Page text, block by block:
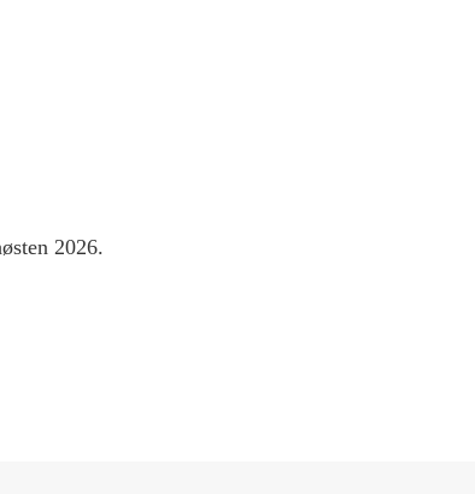
2026.